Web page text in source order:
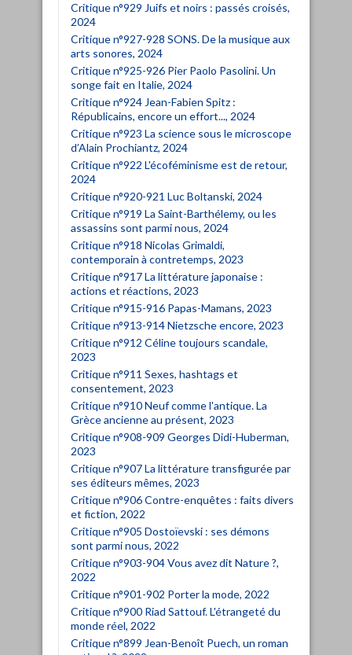
Critique n°929 Juifs et noirs : passés croisés,
2024
Critique n°927-928 SONS. De la musique aux
arts sonores, 2024
Critique n°925-926 Pier Paolo Pasolini. Un
songe fait en Italie, 2024
Critique n°924 Jean-Fabien Spitz :
Républicains, encore un effort..., 2024
Critique n°923 La science sous le microscope
d’Alain Prochiantz, 2024
Critique n°922 L'écoféminisme est de retour,
2024
Critique n°920-921 Luc Boltanski, 2024
Critique n°919 La Saint-Barthélemy, ou les
assassins sont parmi nous, 2024
Critique n°918 Nicolas Grimaldi,
contemporain à contretemps, 2023
Critique n°917 La littérature japonaise :
actions et réactions, 2023
Critique n°915-916 Papas-Mamans, 2023
Critique n°913-914 Nietzsche encore, 2023
Critique n°912 Céline toujours scandale,
2023
Critique n°911 Sexes, hashtags et
consentement, 2023
Critique n°910 Neuf comme l'antique. La
Grèce ancienne au présent, 2023
Critique n°908-909 Georges Didi-Huberman,
2023
Critique n°907 La littérature transfigurée par
ses éditeurs mêmes, 2023
Critique n°906 Contre-enquêtes : faits divers
et fiction, 2022
Critique n°905 Dostoïevski : ses démons
sont parmi nous, 2022
Critique n°903-904 Vous avez dit Nature ?,
2022
Critique n°901-902 Porter la mode, 2022
Critique n°900 Riad Sattouf. L'étrangeté du
monde réel, 2022
Critique n°899 Jean-Benoît Puech, un roman